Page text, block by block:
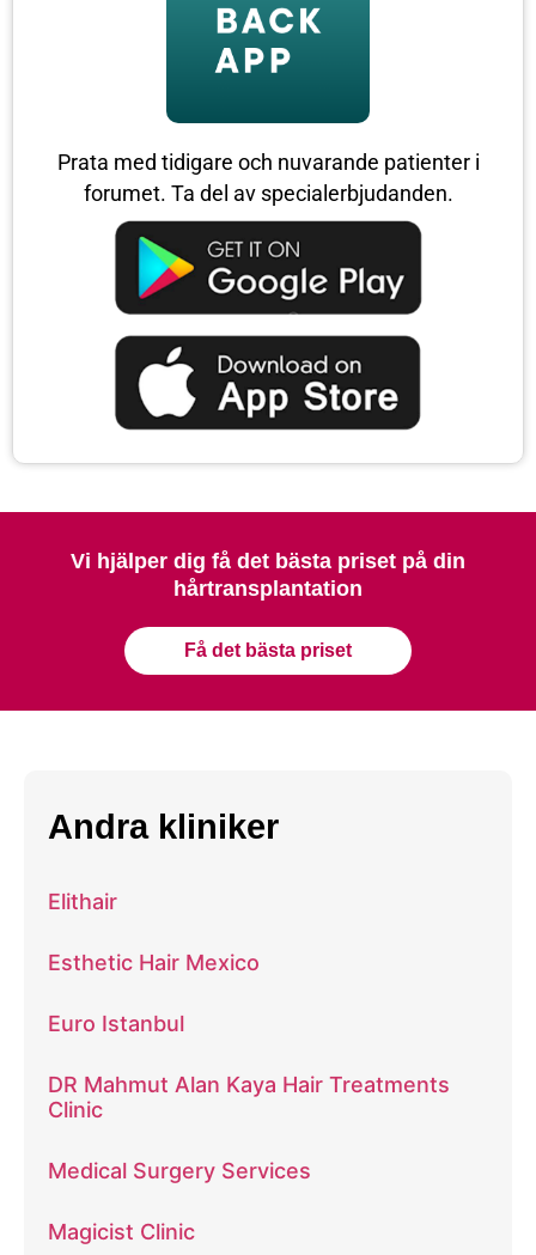
Prata med tidigare och nuvarande patienter i
forumet. Ta del av specialerbjudanden.
Vi hjälper dig få det bästa priset på din
hårtransplantation
Få det bästa priset
Andra kliniker
Elithair
Esthetic Hair Mexico
Euro Istanbul
DR Mahmut Alan Kaya Hair Treatments
Clinic
Medical Surgery Services
Magicist Clinic